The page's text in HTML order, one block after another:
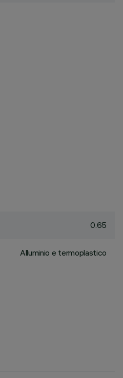
0.65
Alluminio e termoplastico